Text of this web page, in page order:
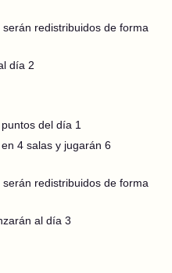
redistribuidos de forma
día 2
del día 1
4 salas y jugarán 6
redistribuidos de forma
al día 3